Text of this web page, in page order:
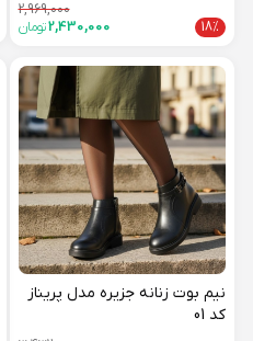
2,969,000
18%
2,430,000تومان
نیم بوت زنانه جزیره مدل پریناز
کد 01